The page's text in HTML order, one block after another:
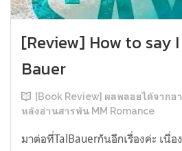
[Review] How to say
Bauer
[Book Review] ผลพลอยได้จากอ
หลังอ่านสารพัน MM Romance
มาต่อที่TalBauerกันอีกเรื่องค่ะ เนื่อ